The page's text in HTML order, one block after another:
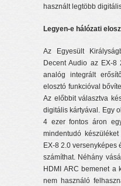
használt legtöbb
Legyen-e hálózati
Az Egyesült
Decent Audio az EX-8
analóg integrált
elosztó funkcióval
Az előbbit választva
digitális kártyával. Egy
4 ezer fontos áron
mindentudó
EX-8 2.0 versenyképes
számíthat. Néhány
HDMI ARC bemenet a
nem használó